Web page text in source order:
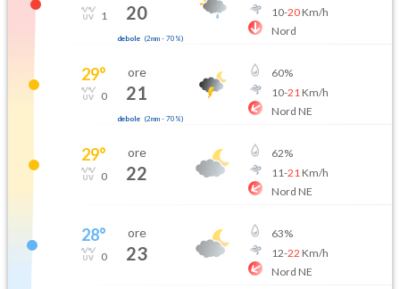
1 20
debole (2mm- 70 %)
10-20Km/h
Nord
29°
0
ore
21
debole (2mm- 70 %)
60%
10-21 Km/h
Nord NE
29°
0
ore
22
62%
11-21 Km/h
Nord NE
28°
0
ore
23
63%
12-22 Km/h
Nord NE